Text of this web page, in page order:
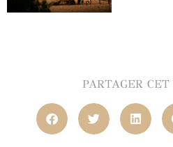
PARTAGER